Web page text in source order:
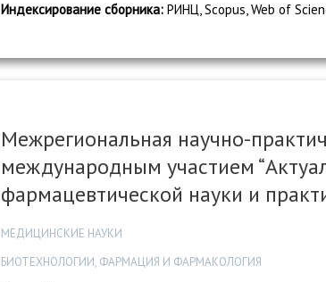
Индексирование сборника: РИНЦ, Scopus, Web of
Межрегиональная научно-
международным участием
фармацевтической науки и
МЕДИЦИНСКИЕ НАУКИ
БИОТЕХНОЛОГИИ, ФАРМАЦИЯ И ФАРМАКОЛОГИЯ